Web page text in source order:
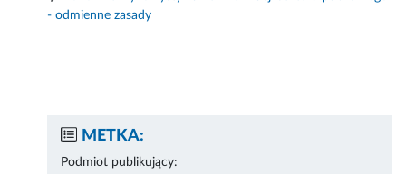
- odmienne zasady
METKA:
Podmiot publikujący: